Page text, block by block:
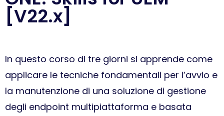
[V22.x]
In questo corso di tre giorni si apprende come
applicare le tecniche fondamentali per l’avvio e
la manutenzione di una soluzione di gestione
degli endpoint multipiattaforma e basata